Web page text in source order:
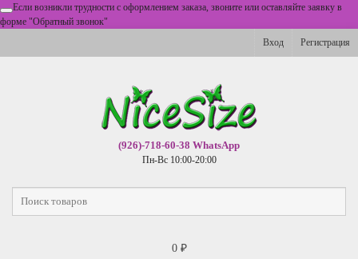
Если возникли трудности с оформлением заказа, звоните или оставляйте заявку в
форме "Обратный звонок"
Вход
Регистрация
(926)-718-60-38 WhatsApp
Пн-Вс 10:00-20:00
0 ₽